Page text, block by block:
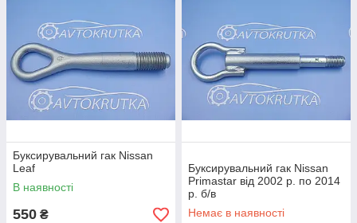
Буксирувальний гак Nissan
Leaf
В наявності
550 ₴
Буксирувальний гак Nissan
Primastar від 2002 р. по 2014
р. б/в
Немає в наявності